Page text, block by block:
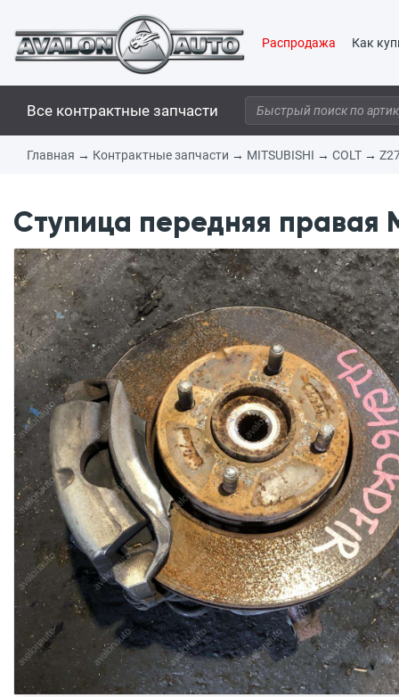
Распродажа Как
Все контрактные запчасти
Главная → Контрактные запчасти → MITSUBISHI → COLT →
Ступица передняя правая